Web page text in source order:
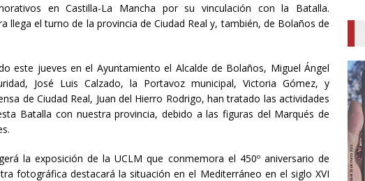
en Castilla-La Mancha por su vinculación con la Batalla.
llega el turno de la provincia de Ciudad Realy, también, de Bolaños de
este jueves en el Ayuntamiento el Alcalde de Bolaños, Miguel Ángel
José Luis Calzado, la Portavoz municipal, Victoria Gómez, y
de Ciudad Real, Juan del Hierro Rodrigo, han tratado las actividades
Batalla con nuestra provincia, debido a las figuras del Marqués de
la exposición de la UCLM que conmemora el 450º aniversario de
fotográfica destacará la situación en el Mediterráneo en el siglo XVI